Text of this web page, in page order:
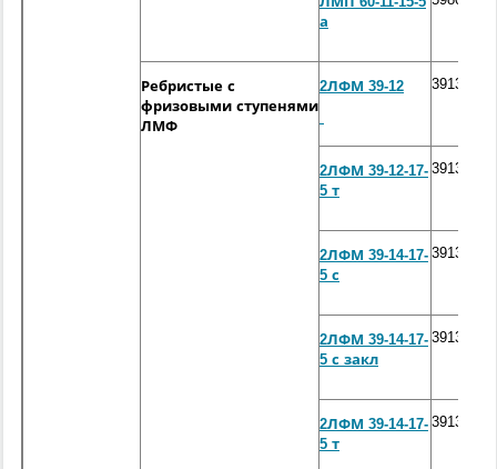
а
Ребристые с
фризовыми ступенями
ЛМФ
2ЛФМ 39-12
2ЛФМ 39-12-17-
5 т
2ЛФМ 39-14-17-
5 с
2ЛФМ 39-14-17-
5 с закл
2ЛФМ 39-14-17-
5 т